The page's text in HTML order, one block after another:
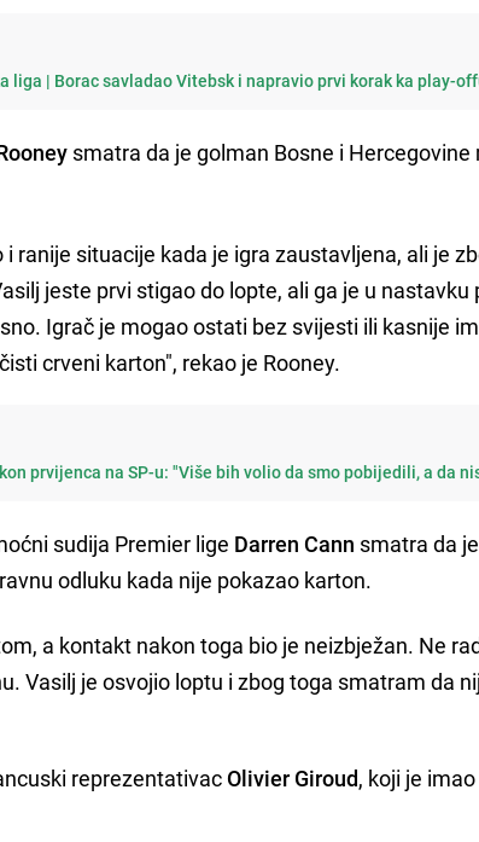
liga | Borac savladao Vitebsk i napravio prvi korak ka play-
smatra da je golman Bosne i Hercegovine
ranije situacije kada je igra zaustavljena, ali je
jeste prvi stigao do lopte, ali ga je u nastavku
Igrač je mogao ostati bez svijesti ili kasnije
crveni karton", rekao je Rooney.
prvijenca na SP-u: "Više bih volio da smo pobijedili, a da
sudija Premier lige Darren Cann smatra da
odluku kada nije pokazao karton.
a kontakt nakon toga bio je neizbježan. Ne
Vasilj je osvojio loptu i zbog toga smatram da
reprezentativacOlivier Giroud, koji je